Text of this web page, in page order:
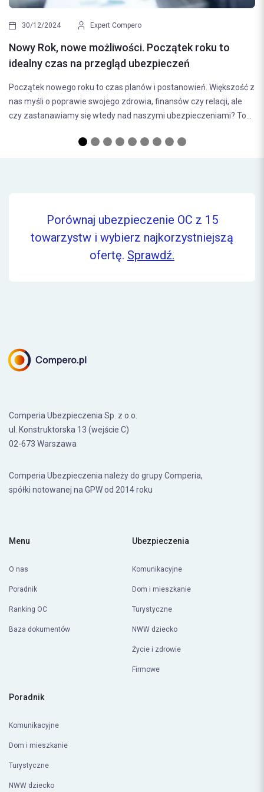
Compero
Początek roku to
ubezpieczeń
czas planów i postanowień. Większość z
zdrowia, finansów czy relacji, ale
nad naszymi ubezpieczeniami? To...
Wybór odpowiedniego
bezpieczeństwa na drodze.
(odpowiedzialności...
Porównaj ubezpieczenie OC z 15
towarzystw i wybierz najkorzystniejszą
ofertę. Sprawdź.
Comperia Ubezpieczenia Sp. z o.o.
ul. Konstruktorska 13 (wejście C)
02-673 Warszawa
Comperia Ubezpieczenia należy do grupy Comperia,
spółki notowanej na GPW od 2014 roku
Menu
O nas
Poradnik
Ranking OC
Baza dokumentów
Ubezpieczenia
Komunikacyjne
Dom i mieszkanie
Turystyczne
NWW dziecko
Życie i zdrowie
Firmowe
Poradnik
Komunikacyjne
Dom i mieszkanie
Turystyczne
NWW dziecko